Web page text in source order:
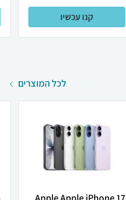
קנו עכשיו
לכל המוצרים